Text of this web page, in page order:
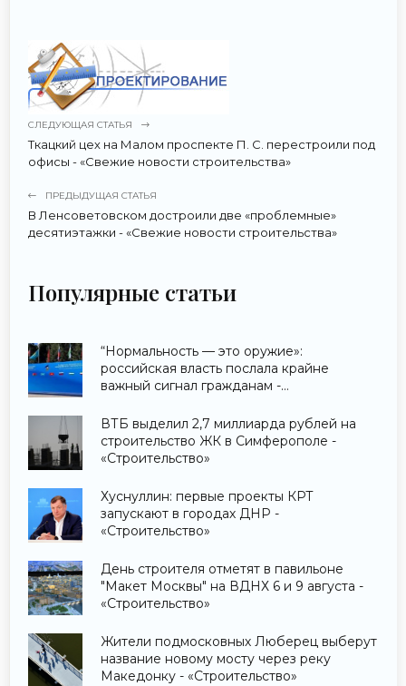
СЛЕДУЮЩАЯ СТАТЬЯ
Ткацкий цех на Малом проспекте П. С. перестроили под
офисы - «Свежие новости строительства»
ПРЕДЫДУЩАЯ СТАТЬЯ
В Ленсоветовском достроили две «проблемные»
десятиэтажки - «Свежие новости строительства»
Популярные статьи
“Нормальность — это оружие»:
российская власть послала крайне
важный сигнал гражданам -
ВТБ выделил 2,7 миллиарда рублей на
строительство ЖК в Симферополе -
«Строительство»
Хуснуллин: первые проекты КРТ
запускают в городах ДНР -
«Строительство»
День строителя отметят в павильоне
"Макет Москвы" на ВДНХ 6 и 9 августа -
«Строительство»
Жители подмосковных Люберец выберут
название новому мосту через реку
Македонку - «Строительство»